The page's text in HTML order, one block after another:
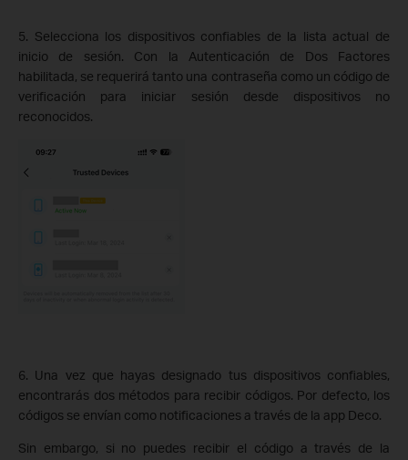
5. Selecciona los dispositivos confiables de la lista actual de
inicio de sesión. Con la Autenticación de Dos Factores
habilitada, se requerirá tanto una contraseña como un código de
verificación para iniciar sesión desde dispositivos no
reconocidos.
6. Una vez que hayas designado tus dispositivos confiables,
encontrarás dos métodos para recibir códigos. Por defecto, los
códigos se envían como notificaciones a través de la app Deco.
Sin embargo, si no puedes recibir el código a través de la